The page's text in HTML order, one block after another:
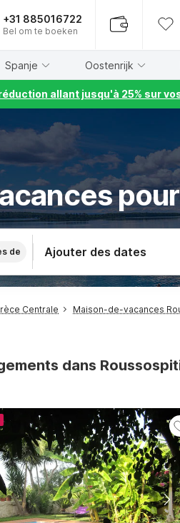
+31 885016722
Bel om te boeken
Spanje Oostenrijk
allant jusqu'à 25% sur
de Ajouter des dates
Centrale Maison-de-vacances
dans